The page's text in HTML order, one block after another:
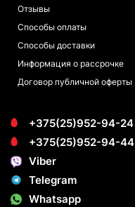
Отзывы
Способы оплаты
Способы доставки
Информация о рассрочке
Договор публичной оферты
+375(25)952-94-24
+375(25)952-94-44
Viber
Telegram
Whatsapp